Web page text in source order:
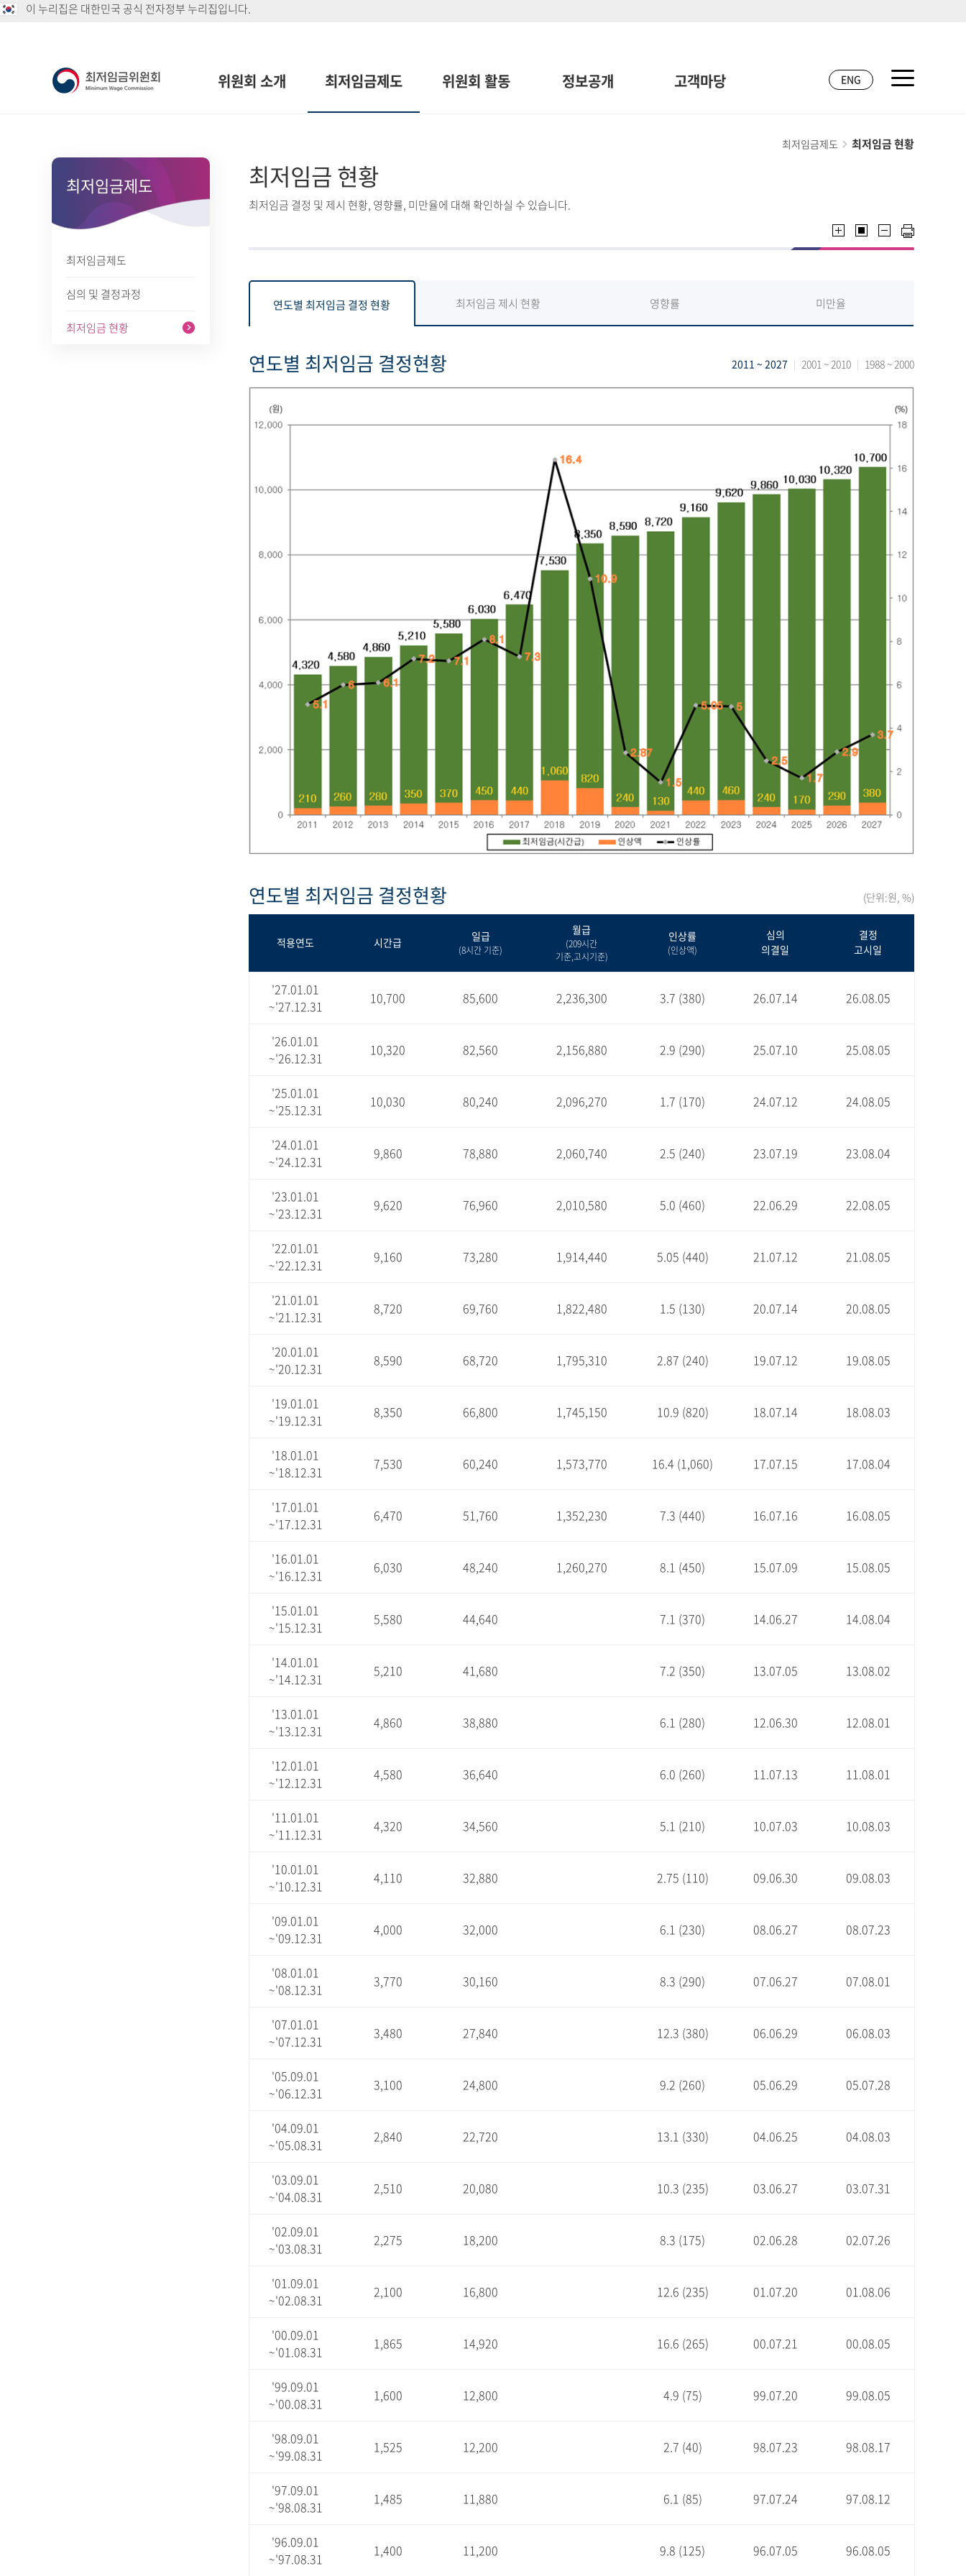
이 누리집은 대한민국 공식 전자정부 누리집입니다.
위원회 소개 최저임금제도 위원회 활동 정보공개 고객마당 ENG
최저임금제도
최저임금제도
심의 및 결정과정
최저임금 현황
최저임금제도 최저임금 현황
최저임금 현황
최저임금 결정 및 제시 현황, 영향률, 미만율에 대해 확인하실 수 있습니다.
연도별 최저임금 결정 현황 최저임금 제시 현황 영향률 미만율
연도별 최저임금 결정현황 2011 ~ 2027 2001 ~ 2010 1988 ~ 2000
연도별 최저임금 결정현황 (단위:원, %)
적용연도 시간급 일급
(8시간 기준)
월급
(209시간
기준,고시기준)
인상률
(인상액)
심의
의결일
결정
고시일
'27.01.01
~'27.12.31
10,700 85,600 2,236,300 3.7 (380) 26.07.14 26.08.05
'26.01.01
~'26.12.31
10,320 82,560 2,156,880 2.9 (290) 25.07.10 25.08.05
'25.01.01
~'25.12.31
10,030 80,240 2,096,270 1.7 (170) 24.07.12 24.08.05
'24.01.01
~'24.12.31
9,860 78,880 2,060,740 2.5 (240) 23.07.19 23.08.04
'23.01.01
~'23.12.31
9,620 76,960 2,010,580 5.0 (460) 22.06.29 22.08.05
'22.01.01
~'22.12.31
9,160 73,280 1,914,440 5.05 (440) 21.07.12 21.08.05
'21.01.01
~'21.12.31
8,720 69,760 1,822,480 1.5 (130) 20.07.14 20.08.05
'20.01.01
~'20.12.31
8,590 68,720 1,795,310 2.87 (240) 19.07.12 19.08.05
'19.01.01
~'19.12.31
8,350 66,800 1,745,150 10.9 (820) 18.07.14 18.08.03
'18.01.01
~'18.12.31
7,530 60,240 1,573,770 16.4 (1,060) 17.07.15 17.08.04
'17.01.01
~'17.12.31
6,470 51,760 1,352,230 7.3 (440) 16.07.16 16.08.05
'16.01.01
~'16.12.31
6,030 48,240 1,260,270 8.1 (450) 15.07.09 15.08.05
'15.01.01
~'15.12.31
5,580 44,640 7.1 (370) 14.06.27 14.08.04
'14.01.01
~'14.12.31
5,210 41,680 7.2 (350) 13.07.05 13.08.02
'13.01.01
~'13.12.31
4,860 38,880 6.1 (280) 12.06.30 12.08.01
'12.01.01
~'12.12.31
4,580 36,640 6.0 (260) 11.07.13 11.08.01
'11.01.01
~'11.12.31
4,320 34,560 5.1 (210) 10.07.03 10.08.03
'10.01.01
~'10.12.31
4,110 32,880 2.75 (110) 09.06.30 09.08.03
'09.01.01
~'09.12.31
4,000 32,000 6.1 (230) 08.06.27 08.07.23
'08.01.01
~'08.12.31
3,770 30,160 8.3 (290) 07.06.27 07.08.01
'07.01.01
~'07.12.31
3,480 27,840 12.3 (380) 06.06.29 06.08.03
'05.09.01
~'06.12.31
3,100 24,800 9.2 (260) 05.06.29 05.07.28
'04.09.01
~'05.08.31
2,840 22,720 13.1 (330) 04.06.25 04.08.03
'03.09.01
~'04.08.31
2,510 20,080 10.3 (235) 03.06.27 03.07.31
'02.09.01
~'03.08.31
2,275 18,200 8.3 (175) 02.06.28 02.07.26
'01.09.01
~'02.08.31
2,100 16,800 12.6 (235) 01.07.20 01.08.06
'00.09.01
~'01.08.31
1,865 14,920 16.6 (265) 00.07.21 00.08.05
'99.09.01
~'00.08.31
1,600 12,800 4.9 (75) 99.07.20 99.08.05
'98.09.01
~'99.08.31
1,525 12,200 2.7 (40) 98.07.23 98.08.17
'97.09.01
~'98.08.31
1,485 11,880 6.1 (85) 97.07.24 97.08.12
'96.09.01
~'97.08.31
1,400 11,200 9.8 (125) 96.07.05 96.08.05